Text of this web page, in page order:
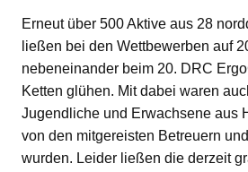
Erneut über 500 Aktive aus 28
ließen bei den Wettbewerben auf
nebeneinander beim 20. DRC
Ketten glühen. Mit dabei waren
Jugendliche und Erwachsene aus
von den mitgereisten Betreuern
wurden. Leider ließen die derzeit